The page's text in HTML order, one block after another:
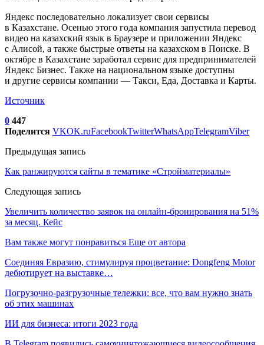
Яндекс последовательно локализует свои сервисы
в Казахстане. Осенью этого года компания запустила перевод
видео на казахский язык в Браузере и приложении Яндекс
с Алисой, а также быстрые ответы на казахском в Поиске. В
октябре в Казахстане заработал сервис для предпринимателей
Яндекс Бизнес. Также на национальном языке доступны
и другие сервисы компании — Такси, Еда, Доставка и Карты.
Источник
0 447
Поделится VKOK.ruFacebookTwitterWhatsAppTelegramViber
Предыдущая запись
Как ранжируются сайты в тематике «Стройматериалы»
Следующая запись
Увеличить количество заявок на онлайн-бронирования на 51%
за месяц. Кейс
Вам также могут понравиться Еще от автора
Соединяя Евразию, стимулируя процветание: Dongfeng Motor
дебютирует на выставке…
Погрузочно-разгрузочные тележки: все, что вам нужно знать
об этих машинах
ИИ для бизнеса: итоги 2023 года